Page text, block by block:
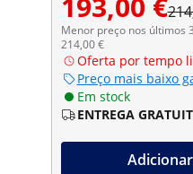
Menor preço nos últimos
214,00 €
Oferta por tempo
Preço mais baixo
Em stock
ENTREGA